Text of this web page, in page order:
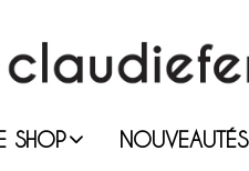
SHOP NOUVEAUTÉS